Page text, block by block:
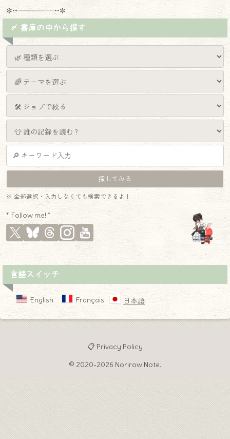
✼••┈┈┈┈┈┈┈┈┈••✼
〆 書庫の中から探す
※ 全部選択・入力しなくても検索できるよ！
* Follow me! *
言語スイッチ
English Français 日本語
📋 Privacy Policy
© 2020-2026 Norirow Note.